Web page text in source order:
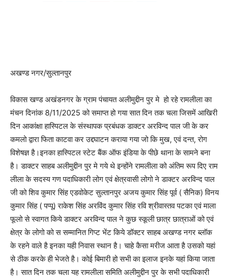
अखण्ड नगर/सुल्तानपुर
विकास खण्ड अखंडनगर के ग्राम पंचायत अलीमुद्दीन पुर मे हो रहे रामलीला का
मंचन दिनांक 8/11/2025 को समाप्त हो गया सात दिन तक चला जिसमें आखिरी
दिन आकांक्षा हास्पिटल के संस्थापक प्रबंधक डाक्टर अरविन्द पाल जी के कर
कमलो द्वारा फिता काटवा कर उद्दघाटन कराया गया जो कि मुख, एवं दन्त, रोग
विशेषज्ञ है।इनका हास्पिटल स्टेट बैंक ऑफ इंडिया के पीछे थाना के सामने बना
है। डाक्टर साहब अलीमुद्दीन पुर मे गये थे इन्होंने रामलीला को अंतिम रूप दिए राम
लीला के सदस्य गण पदाधिकारी लोग एवं क्षेत्रवासी लोगो ने डाक्टर अरविन्द पाल
जी को शिव कुमार सिंह एडवोकेट सुल्तानपुर अजय कुमार सिंह पूर्व ( सैनिक) विनय
कुमार सिंह ( पप्पू) राकेश सिंह अरविंद कुमार सिंह रवि श्रीवास्तव पटका एवं माला
फूलो से स्वागत किये डाक्टर अरविन्द पाल ने कुछ स्कूली छात्र छात्राओं को एवं
क्षेत्र के लोगो को स सम्मानित गिप्ट भेंट किये डॉक्टर साहब अखण्ड नगर ब्लॉक
के रहने वाले है इनका यही निवास स्थान है। चाहे कैसा मरीज आता है उसको यहां
से ठीक करके ही भेजते है। कोई बिमारी हो सभी का इलाज इनके यहां किया जाता
है। सात दिन तक चला यह रामलीला समिति अलीमुद्दीन पुर के सभी पदाधिकारी